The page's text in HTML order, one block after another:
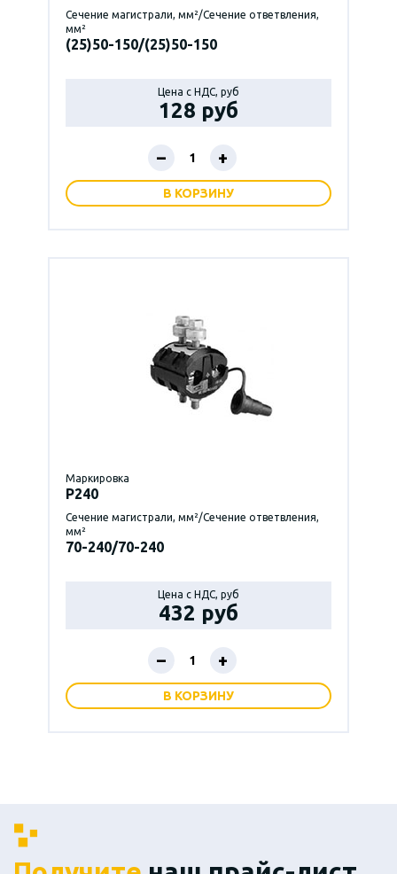
Сечение магистрали, мм²/Сечение ответвления,
мм²
(25)50-150/(25)50-150
Цена с НДС, руб
128 руб
– +
В КОРЗИНУ
Маркировка
P240
Сечение магистрали, мм²/Сечение ответвления,
мм²
70-240/70-240
Цена с НДС, руб
432 руб
– +
В КОРЗИНУ